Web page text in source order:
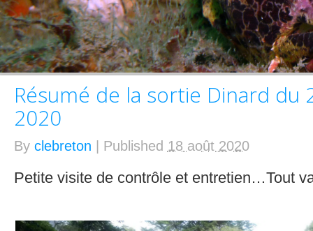
Résumé de la sortie Dinard du
2020
By clebreton Published 18 août 2020
Petite visite de contrôle et entretien…Tout